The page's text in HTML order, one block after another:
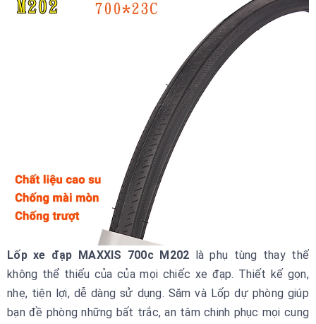
Lốp xe đạp MAXXIS 700c M202 là phụ tùng thay thế
không thể thiếu của của mọi chiếc xe đạp. Thiết kế gọn,
nhẹ, tiện lợi, dễ dàng sử dụng. Săm và Lốp dự phòng giúp
bạn đề phòng những bất trắc, an tâm chinh phục mọi cung